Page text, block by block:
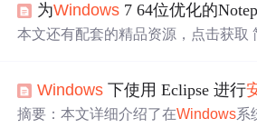
为Windows 7 64位优化的
压后即可直接使用，无需复杂设置。
等插件，可以与Android Debug Bridge
Windows 下使用 Eclipse 进行
摘要：本文详细介绍了在Windows系